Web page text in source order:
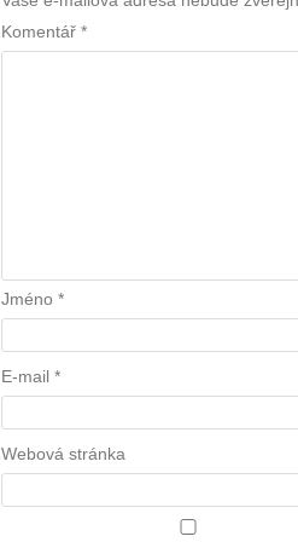
Komentář *
Jméno *
E-mail *
Webová stránka